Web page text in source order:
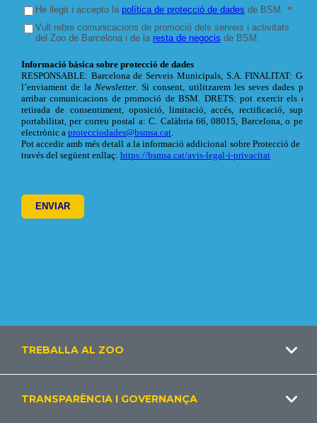
Footer
TREBALLA AL ZOO
TRANSPARÈNCIA I GOVERNANÇA